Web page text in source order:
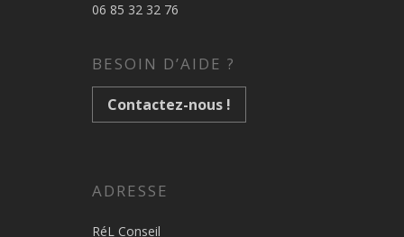
06 85 32 32 76
BESOIN D’AIDE ?
Contactez-nous !
ADRESSE
RéL Conseil